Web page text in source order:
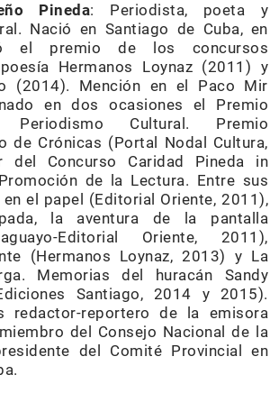
Pineda: Periodista, poeta y
Nació en Santiago de Cuba, en
el premio de los concursos
Hermanos Loynaz (2011) y
(2014). Mención en el Paco Mir
en dos ocasiones el Premio
Cultural. Premio
de Crónicas (Portal Nodal Cultura,
del Concurso Caridad Pineda in
de la Lectura. Entre sus
en el papel (Editorial Oriente, 2011),
la aventura de la pantalla
Editorial Oriente, 2011),
(Hermanos Loynaz, 2013) y La
Memorias del huracán Sandy
Santiago, 2014 y 2015).
redactor-reportero de la emisora
del Consejo Nacional de la
del Comité Provincial en